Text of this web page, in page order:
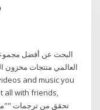
البحث عن أفضل
العالمي منتجات مخزون
all with friends,